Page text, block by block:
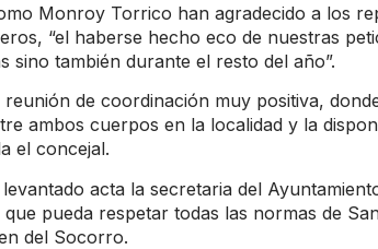
Monroy Torrico han agradecido a los
“el haberse hecho eco de nuestras
sino también durante el resto del año”.
reunión de coordinación muy positiva,
ambos cuerpos en la localidad y la
el concejal.
acta la secretaria del
pueda respetar todas las normas de
del Socorro.